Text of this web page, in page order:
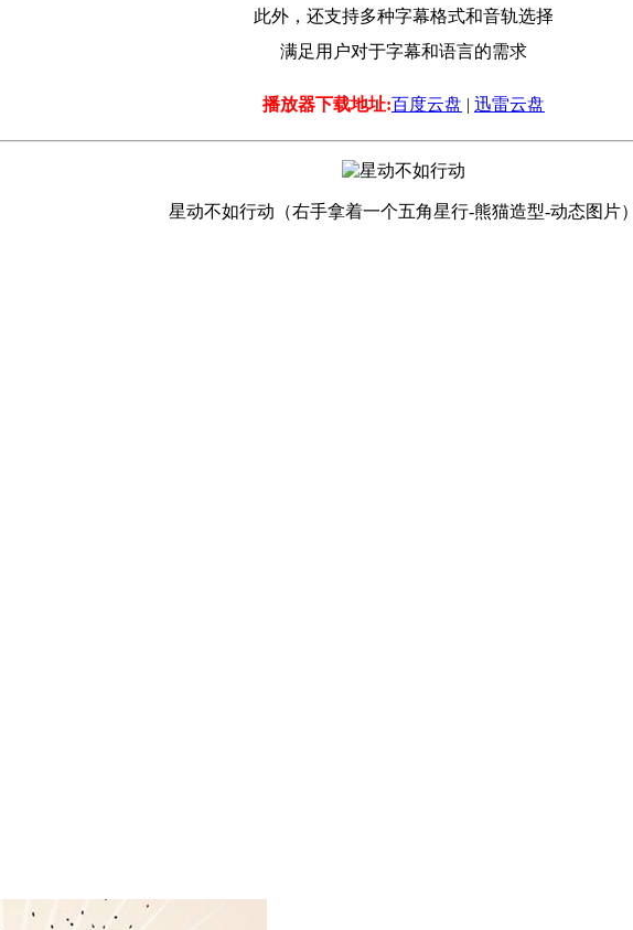
此外，还支持多种字幕格式和音轨选择
满足用户对于字幕和语言的需求
播放器下载地址:百度云盘 | 迅雷云盘
星动不如行动（右手拿着一个五角星行-熊猫造型-动态图片）